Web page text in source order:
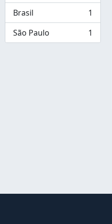
Brasil
, 1 resultados
1
São Paulo
, 1 resultados 1